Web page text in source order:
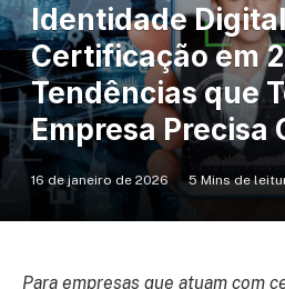
Identidade
Certificação em
Tendências que
Empresa Precisa
16 de janeiro de 2026 5 Mins de
Para empresas que atuam com